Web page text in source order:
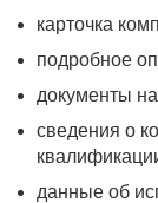
карточка
подробное
документы
сведения о
данные об